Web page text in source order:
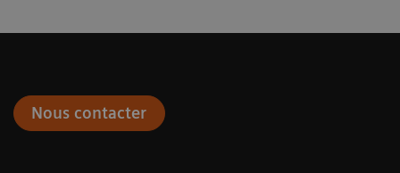
Nous contacter